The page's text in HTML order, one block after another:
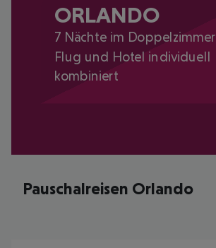
ORLANDO
7 Nächte im Doppelzimmer
Flug und Hotel individuell
kombiniert
Pauschalreisen Orlando